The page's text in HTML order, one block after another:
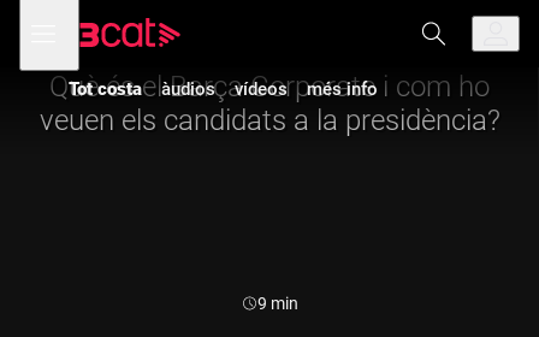
navegació
principal
menú
de
Tot costa àudios vídeos més info
Què és el Barça Corporate i com ho
veuen els candidats a la presidència?
Durada:
9 min